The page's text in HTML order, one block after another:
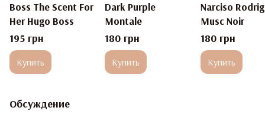
Boss The Scent For
Her Hugo Boss
195 грн
Купить
Dark Purple
Montale
180 грн
Купить
Narciso
Musc Noir
180 грн
Купить
Обсуждение